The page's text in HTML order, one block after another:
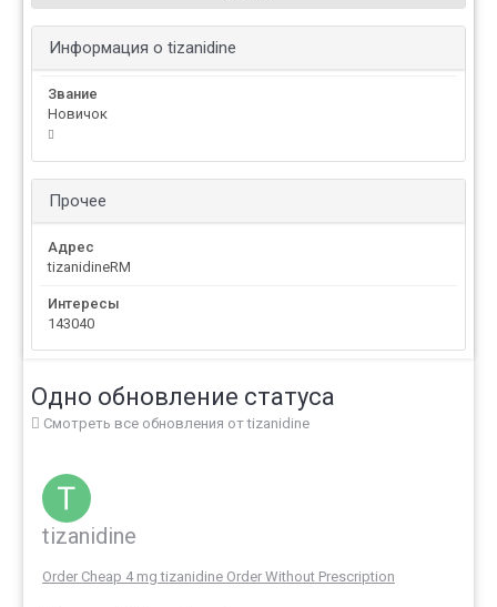
Информация о tizanidine
Звание
Новичок
Прочее
Адрес
tizanidineRM
Интересы
143040
Одно обновление статуса
Смотреть все обновления от tizanidine
tizanidine
Order Cheap 4 mg tizanidine Order Without Prescription